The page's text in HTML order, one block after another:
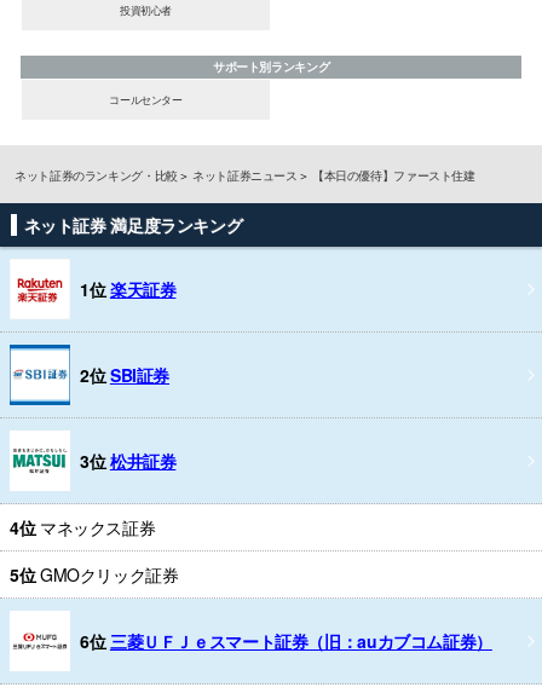
投資初心者
サポート別ランキング
コールセンター
ネット証券のランキング・比較 ネット証券ニュース 【本日の優待】ファースト住建
ネット証券 満足度ランキング
1位楽天証券
2位SBI証券
3位松井証券
4位 マネックス証券
5位GMOクリック証券
6位 三菱ＵＦＪｅスマート証券（旧：auカブコム証券）